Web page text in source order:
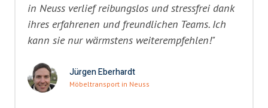
in Neuss verlief reibungslos und stressfrei dank
ihres erfahrenen und freundlichen Teams. Ich
kann sie nur wärmstens weiterempfehlen!"
Jürgen Eberhardt
Möbeltransport in Neuss